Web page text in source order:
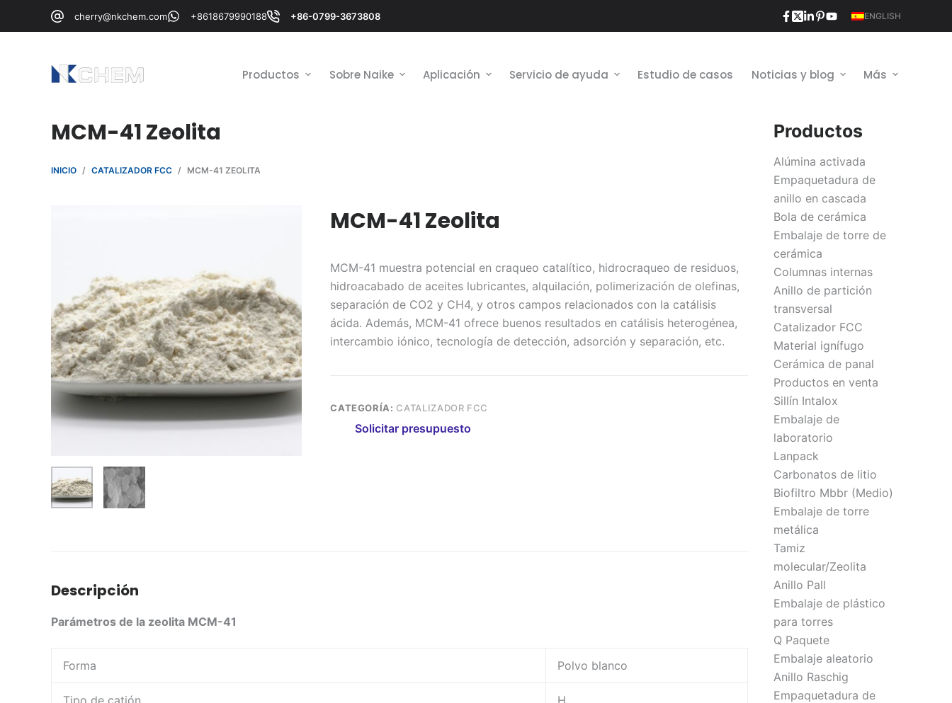
a
cherry@nkchem.com +8618679990188 +86-0799-3673808 ENGLISH
Productos Sobre Naike Aplicación Servicio de ayuda Estudio de casos Noticias y blog Más
MCM-41 Zeolita
INICIO / CATALIZADOR FCC / MCM-41 ZEOLITA
MCM-41 Zeolita
MCM-41 muestra potencial en craqueo catalítico, hidrocraqueo de residuos,
hidroacabado de aceites lubricantes, alquilación, polimerización de olefinas,
separación de CO2 y CH4, y otros campos relacionados con la catálisis
ácida. Además, MCM-41 ofrece buenos resultados en catálisis heterogénea,
intercambio iónico, tecnología de detección, adsorción y separación, etc.
CATEGORÍA: CATALIZADOR FCC
Solicitar presupuesto
Descripción
Parámetros de la zeolita MCM-41
Forma Polvo blanco
Productos
Alúmina activada
Empaquetadura de
anillo en cascada
Bola de cerámica
Embalaje de torre de
cerámica
Columnas internas
Anillo de partición
transversal
Catalizador FCC
Material ignífugo
Cerámica de panal
Productos en venta
Sillín Intalox
Embalaje de
laboratorio
Lanpack
Carbonatos de litio
Biofiltro Mbbr (Medio)
Embalaje de torre
metálica
Tamiz
molecular/Zeolita
Anillo Pall
Embalaje de plástico
para torres
Q Paquete
Embalaje aleatorio
Anillo Raschig
Empaquetadura de